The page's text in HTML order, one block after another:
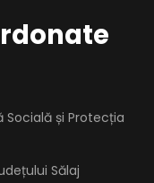
Socială și Protecția
Sălaj